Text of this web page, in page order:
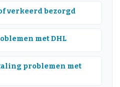
verkeerd bezorgd
met DHL
problemen met